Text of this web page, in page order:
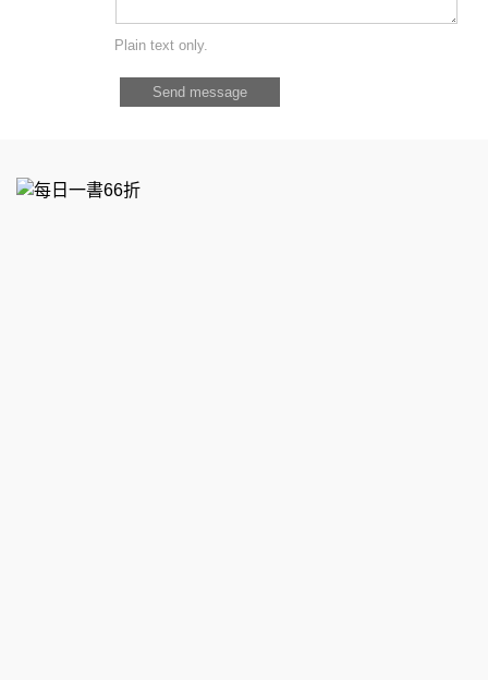
Plain text only.